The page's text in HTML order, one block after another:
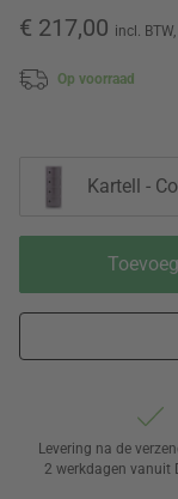
€ 217,00 incl. BTW,
Op voorraad
Kartell -
Levering na de
2 werkdagen vanuit